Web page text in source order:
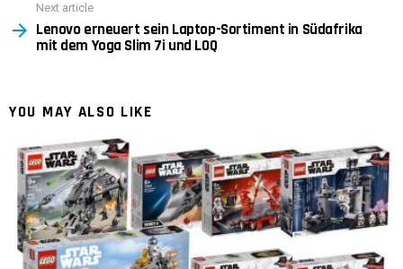
Next article
Lenovo erneuert sein Laptop-Sortiment in Südafrika
mit dem Yoga Slim 7i und LOQ
YOU MAY ALSO LIKE